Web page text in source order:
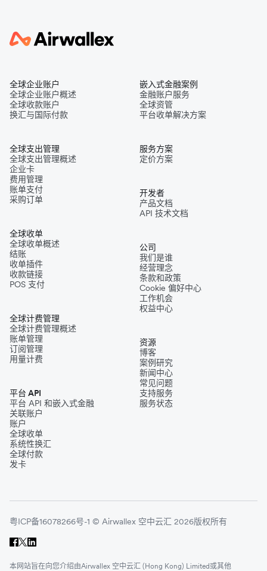
全球企业账户
全球企业账户概述
全球收款账户
换汇与国际付款
全球支出管理
全球支出管理概述
企业卡
费用管理
账单支付
采购订单
全球收单
全球收单概述
结账
收单插件
收款链接
POS 支付
全球计费管理
全球计费管理概述
账单管理
订阅管理
用量计费
平台 API
平台 API 和嵌入式金融
关联账户
账户
全球收单
系统性换汇
全球付款
发卡
嵌入式金融案例
金融账户服务
全球资管
平台收单解决方案
服务方案
定价方案
开发者
产品文档
API 技术文档
公司
我们是谁
经营理念
条款和政策
Cookie 偏好中心
工作机会
权益中心
资源
博客
案例研究
新闻中心
常见问题
支持服务
服务状态
粤ICP备16078266号-1 © Airwallex 空中云汇 2026版权所有
本网站旨在向您介绍由Airwallex 空中云汇 (Hong Kong) Limited或其他